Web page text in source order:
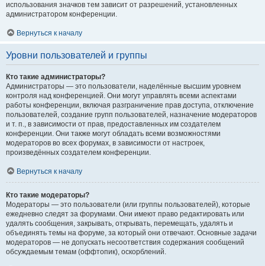
использования значков тем зависит от разрешений, установленных
администратором конференции.
Вернуться к началу
Уровни пользователей и группы
Кто такие администраторы?
Администраторы — это пользователи, наделённые высшим уровнем
контроля над конференцией. Они могут управлять всеми аспектами
работы конференции, включая разграничение прав доступа, отключение
пользователей, создание групп пользователей, назначение модераторов
и т. п., в зависимости от прав, предоставленных им создателем
конференции. Они также могут обладать всеми возможностями
модераторов во всех форумах, в зависимости от настроек,
произведённых создателем конференции.
Вернуться к началу
Кто такие модераторы?
Модераторы — это пользователи (или группы пользователей), которые
ежедневно следят за форумами. Они имеют право редактировать или
удалять сообщения, закрывать, открывать, перемещать, удалять и
объединять темы на форуме, за который они отвечают. Основные задачи
модераторов — не допускать несоответствия содержания сообщений
обсуждаемым темам (оффтопик), оскорблений.